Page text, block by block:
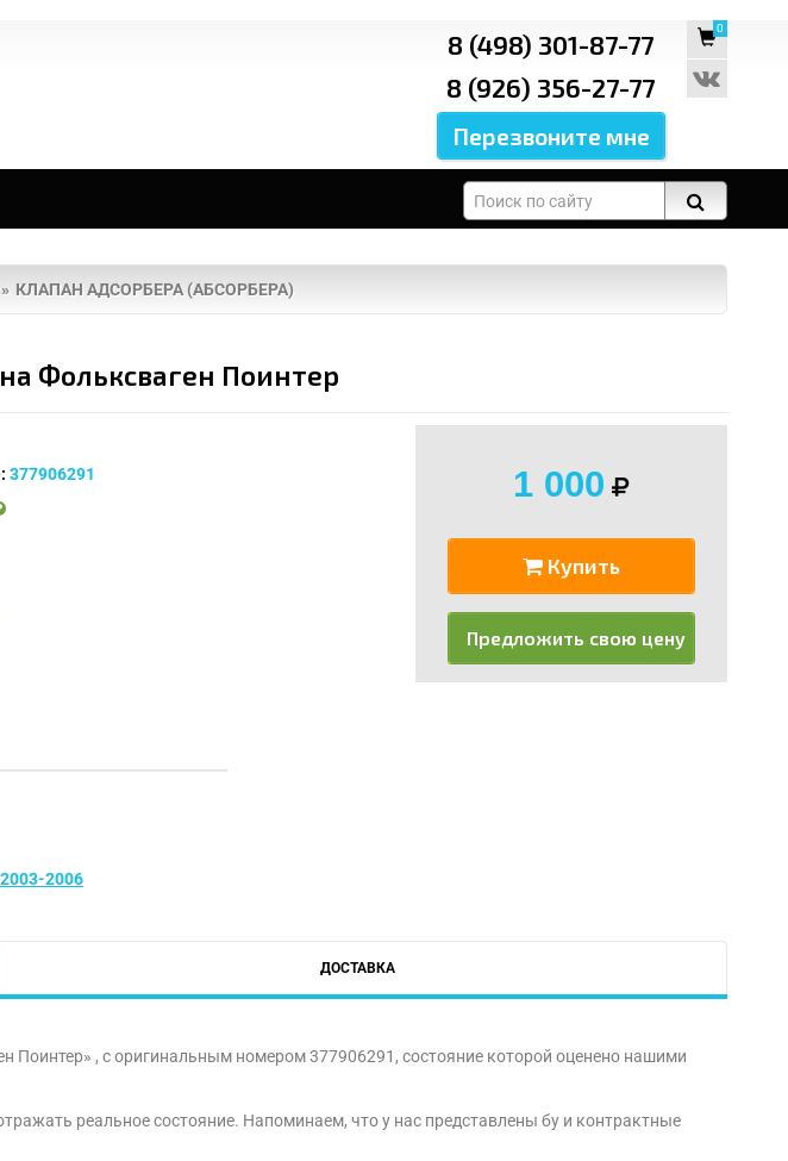
8 (498) 301-87-77
8 (926) 356-27-77
0
КЛАПАН АДСОРБЕРА (АБСОРБЕРА)
Фольксваген Поинтер
377906291
1 000
Купить
Предложить свою цену
2006
ДОСТАВКА
Поинтер» , с оригинальным номером 377906291, состояние которой оценено нашими
реальное состояние. Напоминаем, что у нас представлены бу и контрактные